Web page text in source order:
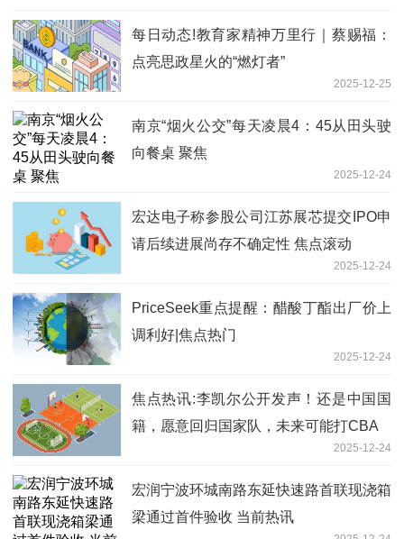
每日动态!教育家精神万里行｜蔡赐福：
点亮思政星火的“燃灯者”
2025-12-25
南京“烟火公交”每天凌晨4：45从田头驶
向餐桌 聚焦
2025-12-24
宏达电子称参股公司江苏展芯提交IPO申
请后续进展尚存不确定性 焦点滚动
2025-12-24
PriceSeek重点提醒：醋酸丁酯出厂价上
调利好|焦点热门
2025-12-24
焦点热讯:李凯尔公开发声！还是中国国
籍，愿意回归国家队，未来可能打CBA
2025-12-24
宏润宁波环城南路东延快速路首联现浇箱
梁通过首件验收 当前热讯